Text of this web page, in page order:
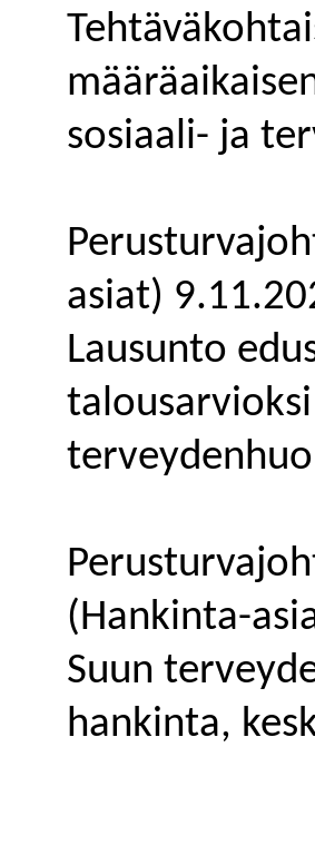
sosiaali- ja
Perusturva
asiat)
Lausunto
Perusturva
(Hankinta-a
Suun
hankinta,